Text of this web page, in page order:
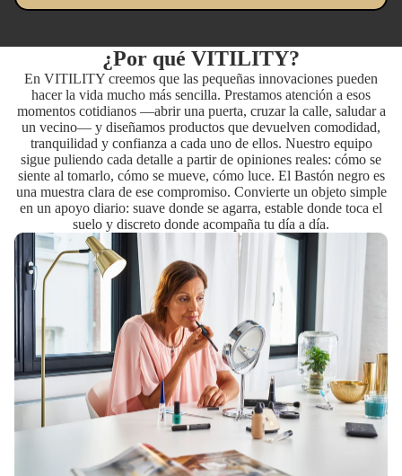
¿Por qué VITILITY?
En VITILITY creemos que las pequeñas innovaciones pueden
hacer la vida mucho más sencilla. Prestamos atención a esos
momentos cotidianos —abrir una puerta, cruzar la calle, saludar a
un vecino— y diseñamos productos que devuelven comodidad,
tranquilidad y confianza a cada uno de ellos. Nuestro equipo
sigue puliendo cada detalle a partir de opiniones reales: cómo se
siente al tomarlo, cómo se mueve, cómo luce. El Bastón negro es
una muestra clara de ese compromiso. Convierte un objeto simple
en un apoyo diario: suave donde se agarra, estable donde toca el
suelo y discreto donde acompaña tu día a día.